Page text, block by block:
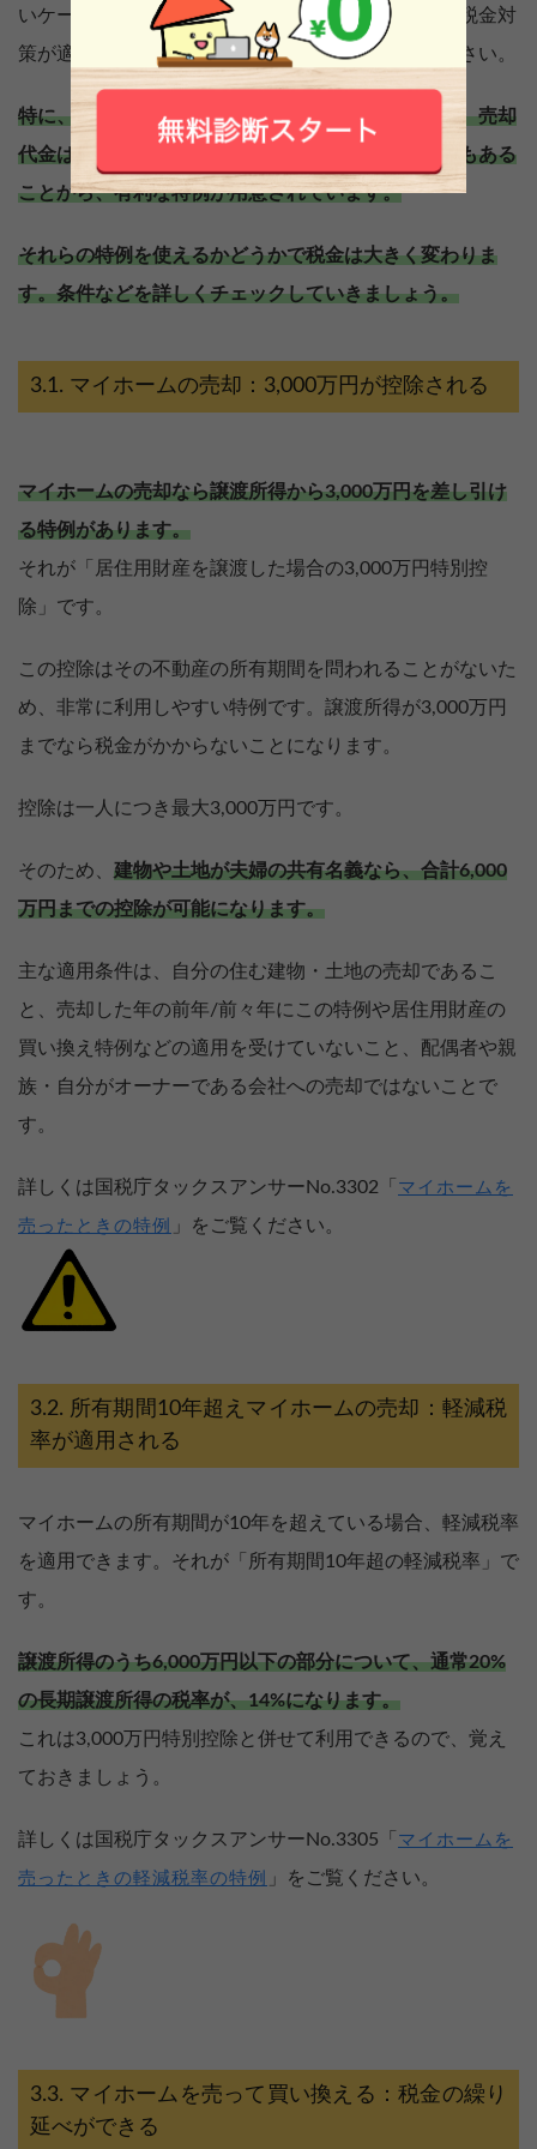
いケースがありますので、ご自身の不動産ではどの税金対
策が適用できるかしっかりご確認の上利用してください。
特に、マイホーム（居住用不動産）を売却する場合、売却
代金は買い替えやその後の生活などで必要な資金でもある
ことから、有利な特例が用意されています。
それらの特例を使えるかどうかで税金は大きく変わりま
す。条件などを詳しくチェックしていきましょう。
マイホームの売却：3,000万円が控除される
マイホームの売却なら譲渡所得から3,000万円を差し引け
る特例があります。
それが「居住用財産を譲渡した場合の3,000万円特別控
除」です。
この控除はその不動産の所有期間を問われることがないた
め、非常に利用しやすい特例です。譲渡所得が3,000万円
までなら税金がかからないことになります。
控除は一人につき最大3,000万円です。
そのため、 建物や土地が夫婦の共有名義なら、合計6,000
万円までの控除が可能になります。
主な適用条件は、自分の住む建物・土地の売却であるこ
と、売却した年の前年/前々年にこの特例や居住用財産の
買い換え特例などの適用を受けていないこと、配偶者や親
族・自分がオーナーである会社への売却ではないことで
す。
詳しくは国税庁タックスアンサーNo.3302「 マイホームを
売ったときの特例 」をご覧ください。
所有期間10年超えマイホームの売却：軽減税
率が適用される
マイホームの所有期間が10年を超えている場合、軽減税率
を適用できます。それが「所有期間10年超の軽減税率」で
す。
譲渡所得のうち6,000万円以下の部分について、通常20%
の長期譲渡所得の税率が、14%になります。
これは3,000万円特別控除と併せて利用できるので、覚え
ておきましょう。
詳しくは国税庁タックスアンサーNo.3305「 マイホームを
売ったときの軽減税率の特例 」をご覧ください。
マイホームを売って買い換える：税金の繰り
延べができる